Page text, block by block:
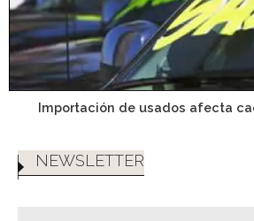
Importación de usados afecta
NEWSLETTER